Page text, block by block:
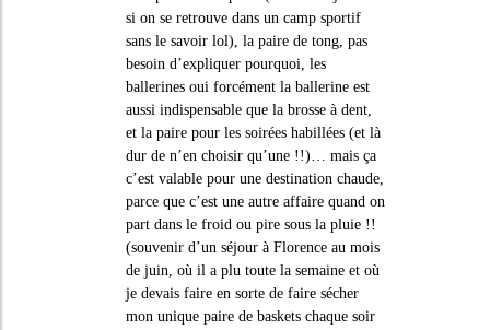
si on se retrouve dans un camp sportif
sans le savoir lol), la paire de tong, pas
besoin d’expliquer pourquoi, les
ballerines oui forcément la ballerine est
aussi indispensable que la brosse à dent,
et la paire pour les soirées habillées (et là
dur de n’en choisir qu’une !!)… mais ça
c’est valable pour une destination chaude,
parce que c’est une autre affaire quand on
part dans le froid ou pire sous la pluie !!
(souvenir d’un séjour à Florence au mois
de juin, où il a plu toute la semaine et où
je devais faire en sorte de faire sécher
mon unique paire de baskets chaque soir